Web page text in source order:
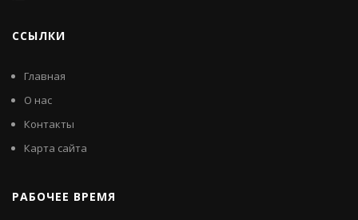
ССЫЛКИ
Главная
О нас
Контакты
Карта сайта
РАБОЧЕЕ ВРЕМЯ